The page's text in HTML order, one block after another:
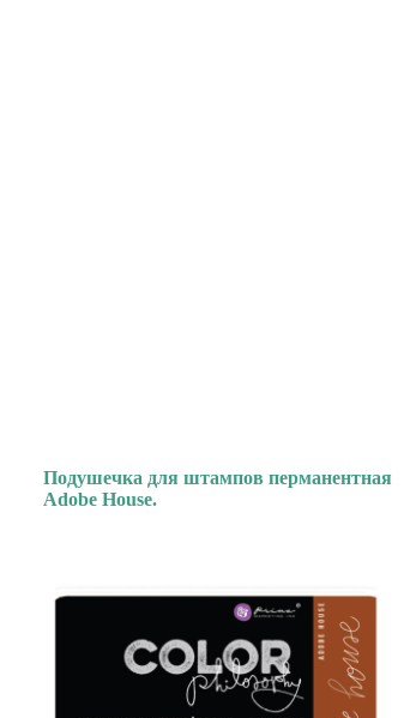
Подушечка для штампов перманентная
Adobe House.